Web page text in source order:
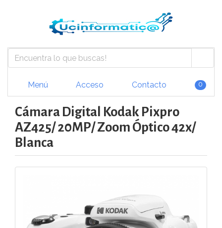
Menú Acceso Contacto 0
Cámara Digital Kodak Pixpro
AZ425/ 20MP/ Zoom Óptico 42x/
Blanca